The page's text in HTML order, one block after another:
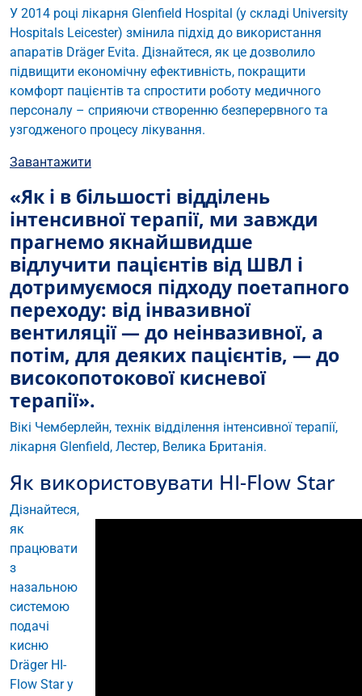
У 2014 році лікарня Glenfield Hospital (у складі University
Hospitals Leicester) змінила підхід до використання
апаратів Dräger Evita. Дізнайтеся, як це дозволило
підвищити економічну ефективність, покращити
комфорт пацієнтів та спростити роботу медичного
персоналу – сприяючи створенню безперервного та
узгодженого процесу лікування.
Завантажити
«Як і в більшості відділень
інтенсивної терапії, ми завжди
прагнемо якнайшвидше
відлучити пацієнтів від ШВЛ і
дотримуємося підходу поетапного
переходу: від інвазивної
вентиляції — до неінвазивної, а
потім, для деяких пацієнтів, — до
високопотокової кисневої
терапії».
Вікі Чемберлейн, технік відділення інтенсивної терапії,
лікарня Glenfield, Лестер, Велика Британія.
Як використовувати HI-Flow Star
Дізнайтеся,
як
працювати
з
назальною
системою
подачі
кисню
Dräger HI-
Flow Star у